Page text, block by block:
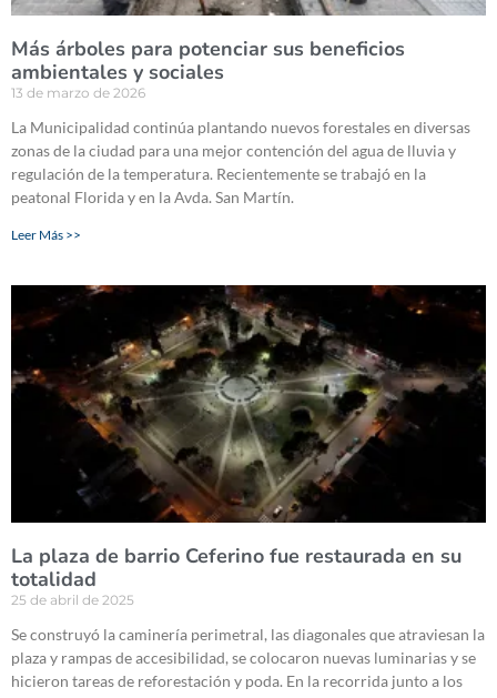
Más árboles para potenciar sus beneficios
ambientales y sociales
13 de marzo de 2026
La Municipalidad continúa plantando nuevos forestales en diversas
zonas de la ciudad para una mejor contención del agua de lluvia y
regulación de la temperatura. Recientemente se trabajó en la
peatonal Florida y en la Avda. San Martín.
Leer Más >>
La plaza de barrio Ceferino fue restaurada en su
totalidad
25 de abril de 2025
Se construyó la caminería perimetral, las diagonales que atraviesan la
plaza y rampas de accesibilidad, se colocaron nuevas luminarias y se
hicieron tareas de reforestación y poda. En la recorrida junto a los